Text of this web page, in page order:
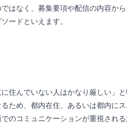
はなく、募集要項や配信の内容か
ードといえます。
住んでいない人はかなり厳しい」
ため、都内在住、あるいは都内に
のコミュニケーションが重視される